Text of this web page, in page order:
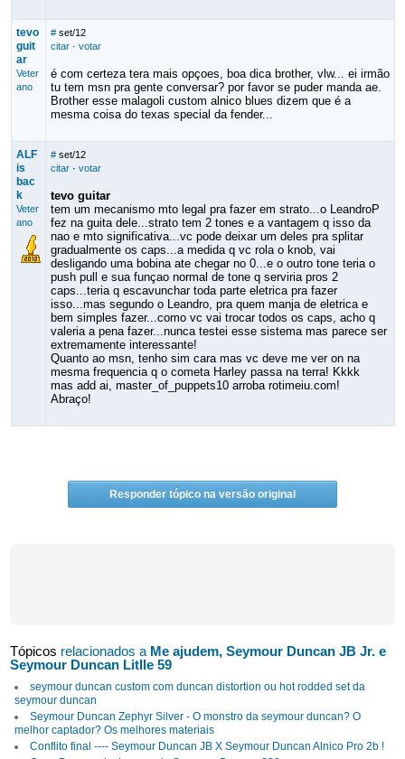
tevo
guit
ar
Veter
ano
# set/12
citar· votar
é com certeza tera mais opçoes, boa dica brother, vlw... ei irmão
tu tem msn pra gente conversar? por favor se puder manda ae.
Brother esse malagoli custom alnico blues dizem que é a
mesma coisa do texas special da fender...
ALF
is
bac
k
Veter
ano
# set/12
citar· votar
tevo guitar
tem um mecanismo mto legal pra fazer em strato...o LeandroP
fez na guita dele...strato tem 2 tones e a vantagem q isso da
nao e mto significativa...vc pode deixar um deles pra splitar
gradualmente os caps...a medida q vc rola o knob, vai
desligando uma bobina ate chegar no 0...e o outro tone teria o
push pull e sua funçao normal de tone q serviria pros 2
caps...teria q escavunchar toda parte eletrica pra fazer
isso...mas segundo o Leandro, pra quem manja de eletrica e
bem simples fazer...como vc vai trocar todos os caps, acho q
valeria a pena fazer...nunca testei esse sistema mas parece ser
extremamente interessante!
Quanto ao msn, tenho sim cara mas vc deve me ver on na
mesma frequencia q o cometa Harley passa na terra! Kkkk
mas add ai, master_of_puppets10 arroba rotimeiu.com!
Abraço!
Responder tópico na versão original
Tópicos relacionados a Me ajudem, Seymour Duncan JB Jr. e
Seymour Duncan Litlle 59
seymour duncan custom com duncan distortion ou hot rodded set da
seymour duncan
Seymour Duncan Zephyr Silver - O monstro da seymour duncan? O
melhor captador? Os melhores materiais
Conflito final ---- Seymour Duncan JB X Seymour Duncan Alnico Pro 2b !